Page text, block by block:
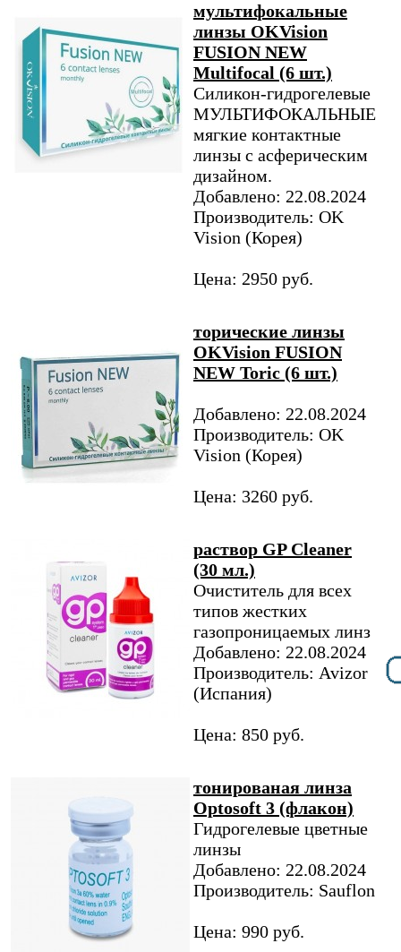
мультифокальные
линзы OKVision
FUSION NEW
Multifocal (6 шт.)
Силикон-гидрогелевые
МУЛЬТИФОКАЛЬНЫЕ
мягкие контактные
линзы с асферическим
дизайном.
Добавлено: 22.08.2024
Производитель: OK
Vision (Корея)
Цена: 2950 руб.
торические линзы
OKVision FUSION
NEW Toric (6 шт.)
Добавлено: 22.08.2024
Производитель: OK
Vision (Корея)
Цена: 3260 руб.
раствор GP Cleaner
(30 мл.)
Очиститель для всех
типов жестких
газопроницаемых линз
Добавлено: 22.08.2024
Производитель: Avizor
(Испания)
Цена: 850 руб.
тонированая линза
Optosoft 3 (флакон)
Гидрогелевые цветные
линзы
Добавлено: 22.08.2024
Производитель: Sauflon
Цена: 990 руб.